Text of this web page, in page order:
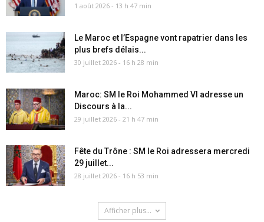
1 août 2026 - 13 h 47 min
Le Maroc et l’Espagne vont rapatrier dans les
plus brefs délais...
30 juillet 2026 - 16 h 28 min
Maroc: SM le Roi Mohammed VI adresse un
Discours à la...
29 juillet 2026 - 21 h 47 min
Fête du Trône : SM le Roi adressera mercredi
29 juillet...
28 juillet 2026 - 16 h 53 min
Afficher plus...